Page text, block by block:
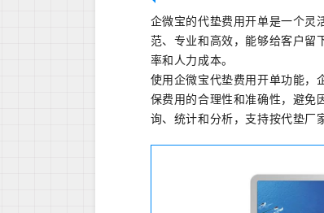
企微宝的代垫费用开单是一个灵
范、专业和高效，能够给客户留
率和人力成本。
使用企微宝代垫费用开单功能，
保费用的合理性和准确性，避免
询、统计和分析，支持按代垫厂